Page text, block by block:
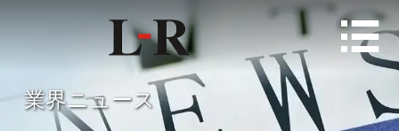

業界ニュース